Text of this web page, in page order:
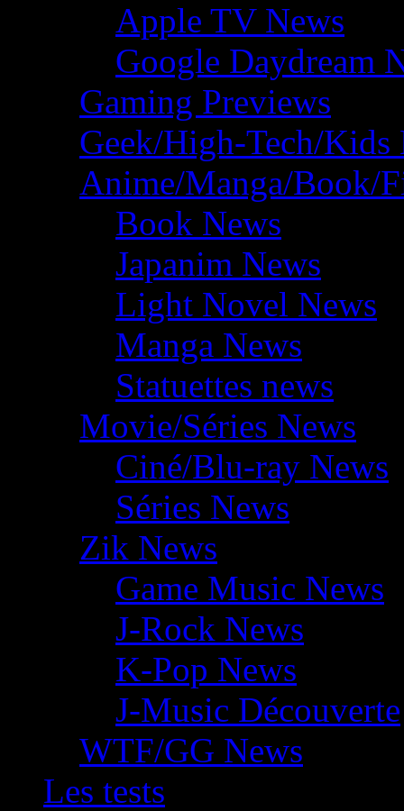
Apple TV News
Google Daydream
Gaming Previews
Geek/High-Tech/Kids
Anime/Manga/Book/
Book News
Japanim News
Light Novel News
Manga News
Statuettes news
Movie/Séries News
Ciné/Blu-ray News
Séries News
Zik News
Game Music News
J-Rock News
K-Pop News
J-Music Découverte
WTF/GG News
Les tests